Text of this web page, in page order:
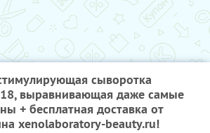
сыворотка
выравнивающая даже самые
+ бесплатная доставка от
xenolaboratory-beauty.ru!